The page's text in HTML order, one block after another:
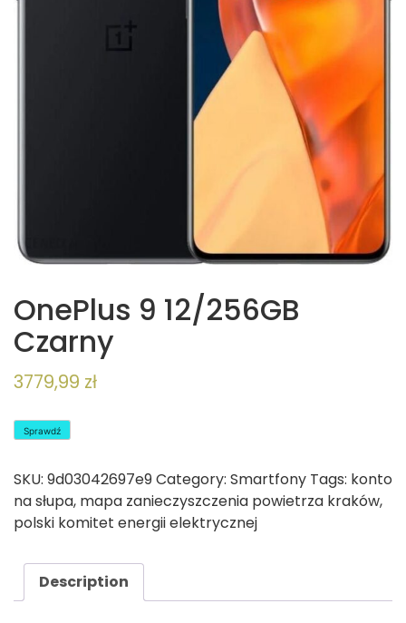
OnePlus 9 12/256GB
Czarny
3779,99 zł
Sprawdź
SKU: 9d03042697e9Category: Smartfony Tags: konto
na słupa, mapa zanieczyszczenia powietrza kraków,
polski komitet energii elektrycznej
Description